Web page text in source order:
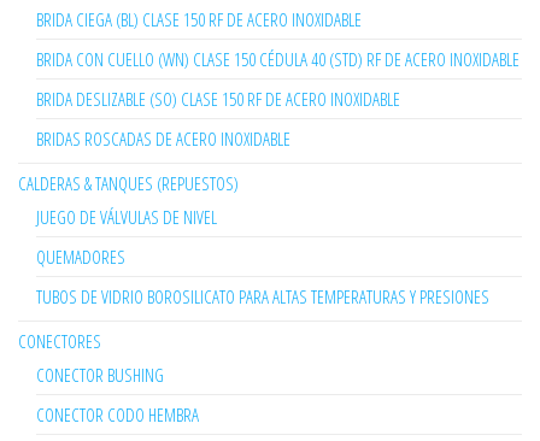
BRIDA CIEGA (BL) CLASE 150 RF DE ACERO INOXIDABLE
BRIDA CON CUELLO (WN) CLASE 150 CÉDULA 40 (STD) RF DE ACERO INOXIDABLE
BRIDA DESLIZABLE (SO) CLASE 150 RF DE ACERO INOXIDABLE
BRIDAS ROSCADAS DE ACERO INOXIDABLE
CALDERAS & TANQUES (REPUESTOS)
JUEGO DE VÁLVULAS DE NIVEL
QUEMADORES
TUBOS DE VIDRIO BOROSILICATO PARA ALTAS TEMPERATURAS Y PRESIONES
CONECTORES
CONECTOR BUSHING
CONECTOR CODO HEMBRA